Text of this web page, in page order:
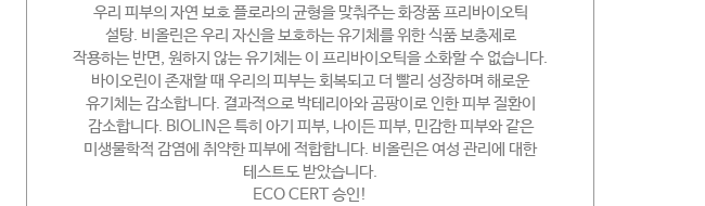
우리 피부의 자연 보호 플로라의 균형을 맞춰주는 화장품 프리바이오틱
설탕. 비올린은 우리 자신을 보호하는 유기체를 위한 식품 보충제로
작용하는 반면, 원하지 않는 유기체는 이 프리바이오틱을 소화할 수 없습니다.
바이오린이 존재할 때 우리의 피부는 회복되고 더 빨리 성장하며 해로운
유기체는 감소합니다. 결과적으로 박테리아와 곰팡이로 인한 피부 질환이
감소합니다. BIOLIN은 특히 아기 피부, 나이든 피부, 민감한 피부와 같은
미생물학적 감염에 취약한 피부에 적합합니다. 비올린은 여성 관리에 대한
테스트도 받았습니다.
ECO CERT 승인!